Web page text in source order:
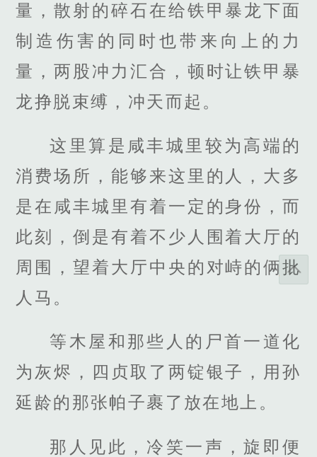
量，散射的碎石在给铁甲暴龙下面
制造伤害的同时也带来向上的力
量，两股冲力汇合，顿时让铁甲暴
龙挣脱束缚，冲天而起。
这里算是咸丰城里较为高端的
消费场所，能够来这里的人，大多
是在咸丰城里有着一定的身份，而
此刻，倒是有着不少人围着大厅的
周围，望着大厅中央的对峙的俩批
人马。
等木屋和那些人的尸首一道化
为灰烬，四贞取了两锭银子，用孙
延龄的那张帕子裹了放在地上。
那人见此，冷笑一声，旋即便